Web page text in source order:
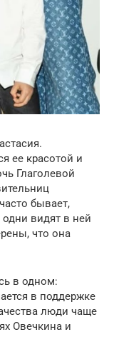
ее красотой и
Глаголевой
бывает,
видят в ней
что она
в одном:
в поддержке
люди чаще
Овечкина и